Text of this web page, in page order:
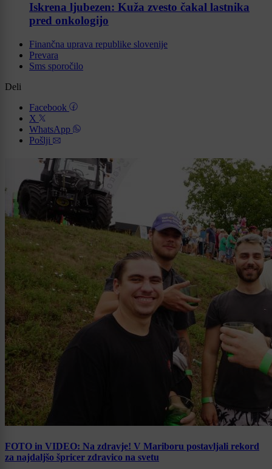
Iskrena ljubezen: Kuža zvesto čakal lastnika
pred onkologijo
Finančna uprava republike slovenije
Prevara
Sms sporočilo
Deli
Facebook
X
WhatsApp
Pošlji
FOTO in VIDEO: Na zdravje! V Mariboru postavljali rekord
za najdaljšo špricer zdravico na svetu